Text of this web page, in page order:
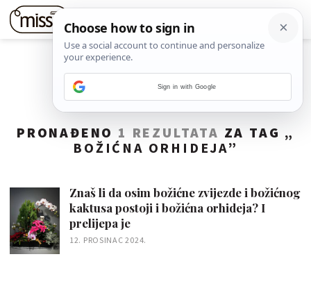
PRONAĐENO 1 REZULTATA ZA TAG „
BOŽIĆNA ORHIDEJA”
Znaš li da osim božićne zvijezde i božićnog
kaktusa postoji i božićna orhideja? I
prelijepa je
12. PROSINAC 2024.
Sign in with Google